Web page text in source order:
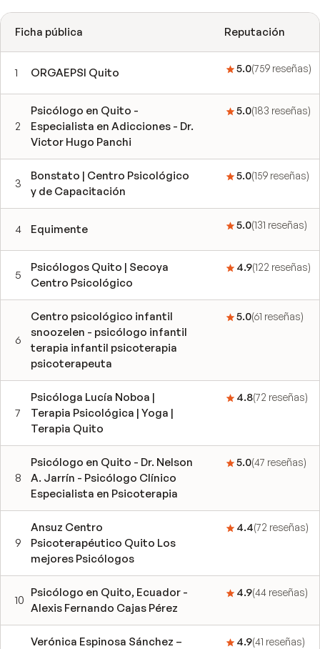
Ficha pública Reputación
1 ORGAEPSI Quito 5.0(759 reseñas)
2
Psicólogo en Quito -
Especialista en Adicciones - Dr.
Victor Hugo Panchi
5.0(183 reseñas)
3
Bonstato | Centro Psicológico
y de Capacitación
5.0(159 reseñas)
4 Equimente 5.0(131 reseñas)
5
Psicólogos Quito | Secoya
Centro Psicológico
4.9(122 reseñas)
6
Centro psicológico infantil
snoozelen - psicólogo infantil
terapia infantil psicoterapia
psicoterapeuta
5.0(61 reseñas)
7
Psicóloga Lucía Noboa |
Terapia Psicológica | Yoga |
Terapia Quito
4.8(72 reseñas)
8
Psicólogo en Quito - Dr. Nelson
A. Jarrín - Psicólogo Clínico
Especialista en Psicoterapia
5.0(47 reseñas)
9
Ansuz Centro
Psicoterapéutico Quito Los
mejores Psicólogos
4.4(72 reseñas)
10
Psicólogo en Quito, Ecuador -
Alexis Fernando Cajas Pérez
4.9(44 reseñas)
Verónica Espinosa Sánchez –
4.9(41 reseñas)